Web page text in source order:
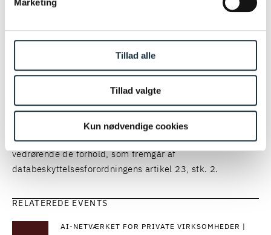
Tillad alle
Tillad valgte
Kun nødvendige cookies
og artikel 15-21 ikke gælder, hvis ét af forholdene i
gældende.
Dette kan eksempelvis være tilfældet af hensyn til
statens sikkerhed, forsvar, den offentlige sikkerhed eller
forebyggelse, efterforskning og retsforfølgning af
strafbare handlinger. Regler udstedt i medfør af § 4 skal,
hvor det er relevant, indeholde specifikke bestemmelser
vedrørende de forhold, som fremgår af
databeskyttelsesforordningens artikel 23, stk. 2.
RELATEREDE EVENTS
AI-NETVÆRKET FOR PRIVATE VIRKSOMHEDER |